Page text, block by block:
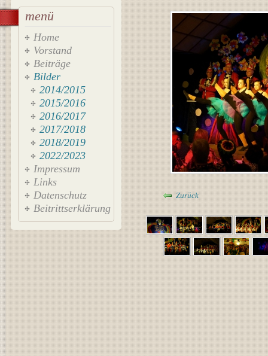
menü
Home
Vorstand
Beiträge
Bilder
2014/2015
2015/2016
2016/2017
2017/2018
2018/2019
2022/2023
Impressum
Links
Datenschutz
Beitrittserklärung
Zurück